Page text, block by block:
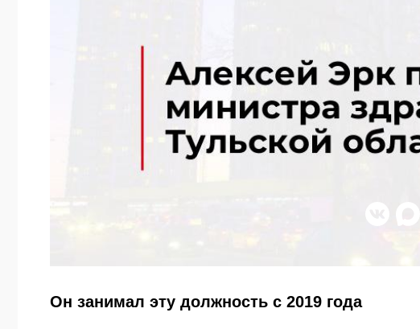
Он занимал эту должность с 2019 года